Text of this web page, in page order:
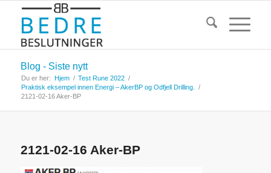
Blog - Siste nytt
Du er her: Hjem / Test Rune 2022 /
Praktisk eksempel innen Energi – AkerBP og Odfjell Drilling.
/
2121-02-16 Aker-BP
2121-02-16 Aker-BP